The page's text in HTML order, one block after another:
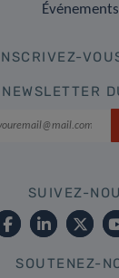
Événements
NEWSLETTER
SUIVEZ-
SOUTENEZ-